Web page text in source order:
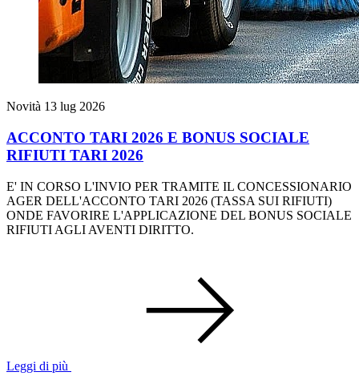
Novità 13 lug 2026
ACCONTO TARI 2026 E BONUS SOCIALE
RIFIUTI TARI 2026
E' IN CORSO L'INVIO PER TRAMITE IL CONCESSIONARIO
AGER DELL'ACCONTO TARI 2026 (TASSA SUI RIFIUTI)
ONDE FAVORIRE L'APPLICAZIONE DEL BONUS SOCIALE
RIFIUTI AGLI AVENTI DIRITTO.
Leggi di più